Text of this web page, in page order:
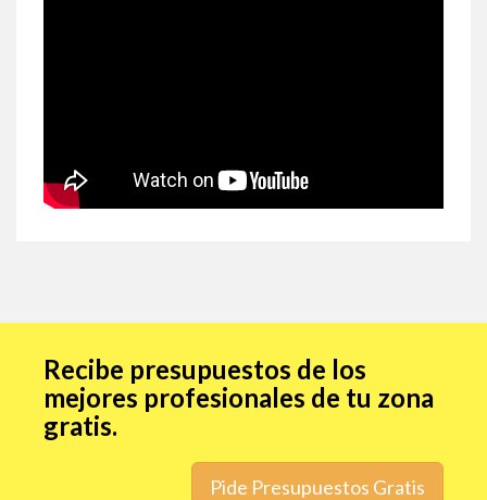
Recibe presupuestos de los
mejores profesionales de tu zona
gratis.
Pide Presupuestos Gratis